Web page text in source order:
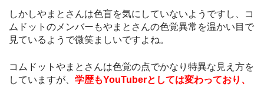
しかしやまとさんは色盲を気にしていないようですし、コ
ムドットのメンバーもやまとさんの色覚異常を温かい目で
見ているようで微笑ましいですよね。
コムドットやまとさんは色覚の点でかなり特異な見え方を
していますが、 学歴もYouTuberとしては変わっており、